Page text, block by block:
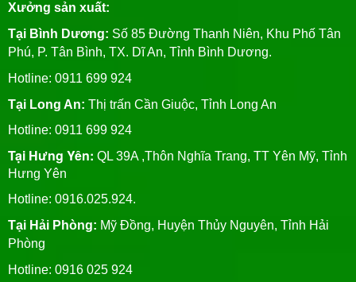
Xưởng sản xuất:
Tại Bình Dương: Số 85 Đường Thanh Niên, Khu Phố Tân
Phú, P. Tân Bình, TX. Dĩ An, Tỉnh Bình Dương.
Hotline: 0911 699 924
Tại Long An: Thị trấn Cần Giuộc, Tỉnh Long An
Hotline: 0911 699 924
Tại Hưng Yên: QL 39A ,Thôn Nghĩa Trang, TT Yên Mỹ, Tỉnh
Hưng Yên
Hotline: 0916.025.924.
Tại Hải Phòng: Mỹ Đồng, Huyện Thủy Nguyên, Tỉnh Hải
Phòng
Hotline: 0916 025 924